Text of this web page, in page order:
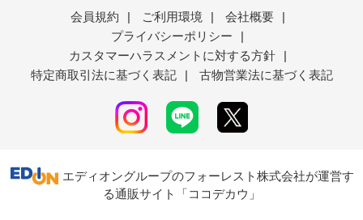
会員規約 | ご利用環境 | 会社概要
|
プライバシーポリシー
|
カスタマーハラスメントに対する方針
|
特定商取引法に基づく表記
| 古物営業法に基づく表記
エディオングループのフォーレスト株式会社が運営す
る通販サイト「ココデカウ」